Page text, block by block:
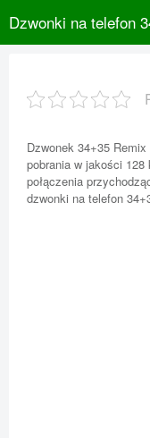
Dzwonki na telefon
Dzwonek 34+35
pobrania w jakości
połączenia
dzwonki na telefon